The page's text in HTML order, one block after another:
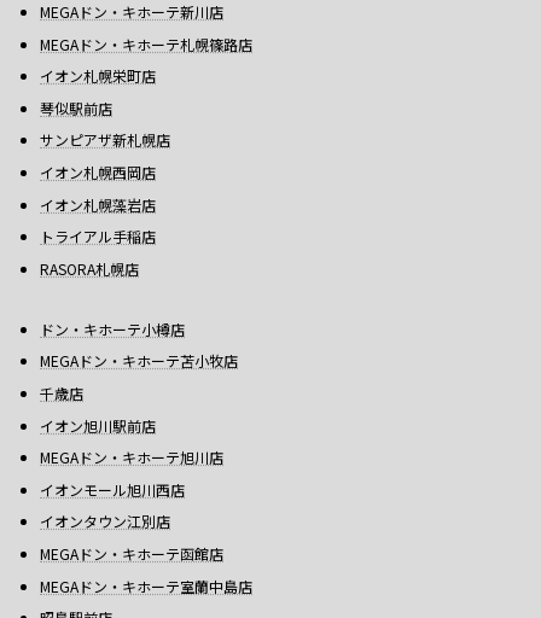
MEGAドン・キホーテ新川店
MEGAドン・キホーテ札幌篠路店
イオン札幌栄町店
琴似駅前店
サンピアザ新札幌店
イオン札幌西岡店
イオン札幌藻岩店
トライアル手稲店
RASORA札幌店
ドン・キホーテ小樽店
MEGAドン・キホーテ苫小牧店
千歳店
イオン旭川駅前店
MEGAドン・キホーテ旭川店
イオンモール旭川西店
イオンタウン江別店
MEGAドン・キホーテ函館店
MEGAドン・キホーテ室蘭中島店